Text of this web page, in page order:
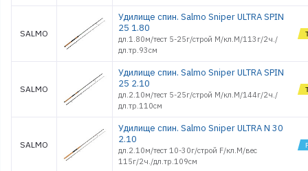
SALMO
Удилище спин. Salmo Sniper ULTRA SPIN
25 1.80
дл.1.80м/тест 5-25г/строй M/кл.M/113г/2ч./
дл.тр.93см
SALMO
Удилище спин. Salmo Sniper ULTRA SPIN
25 2.10
дл.2.10м/тест 5-25г/строй M/кл.M/144г/2ч./
дл.тр.110см
SALMO
Удилище спин. Salmo Sniper ULTRA N 30
2.10
дл.2.10м/тест 10-30г/строй F/кл.M/вес
115г/2ч./дл.тр.109см